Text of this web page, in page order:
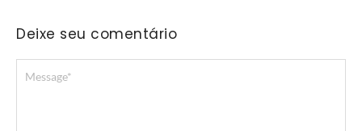
Deixe seu comentário